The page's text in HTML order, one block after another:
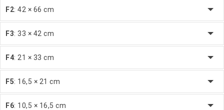
F2: 42 × 66 cm
F3: 33 × 42 cm
F4: 21 × 33 cm
F5: 16,5 × 21 cm
F6: 10,5 × 16,5 cm